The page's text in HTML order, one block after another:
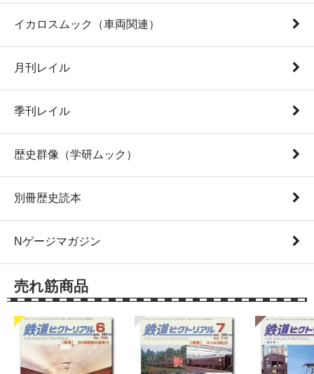
イカロスムック（車両関連）
月刊レイル
季刊レイル
歴史群像（学研ムック）
別冊歴史読本
Nゲージマガジン
売れ筋商品